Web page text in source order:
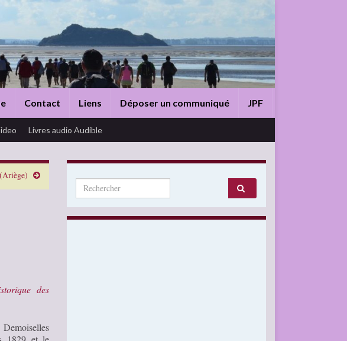
Contact Liens Déposer un communiqué JPF
Livres audio Audible
des
Search for: